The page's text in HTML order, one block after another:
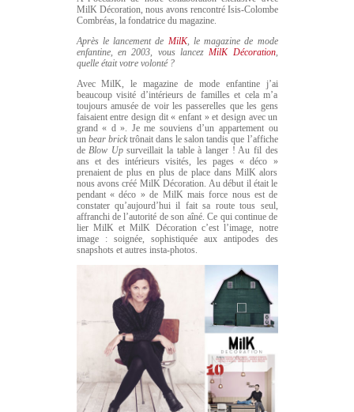
MilK Décoration, nous avons rencontré Isis-Colombe
Combréas, la fondatrice du magazine.
Après le lancement de MilK, le magazine de mode
enfantine, en 2003, vous lancezMilK Décoration,
quelle était votre volonté ?
Avec MilK, le magazine de mode enfantine j’ai
beaucoup visité d’intérieurs de familles et cela m’a
toujours amusée de voir les passerelles que les gens
faisaient entre design dit « enfant » et design avec un
grand « d ». Je me souviens d’un appartement ou
un bear bricktrônait dans le salon tandis que l’affiche
deBlow Upsurveillait la table à langer ! Au fil des
ans et des intérieurs visités, les pages « déco »
prenaient de plus en plus de place dans MilK alors
nous avons créé MilK Décoration. Au début il était le
pendant « déco » de MilK mais force nous est de
constater qu’aujourd’hui il fait sa route tous seul,
affranchi de l’autorité de son aîné. Ce qui continue de
lier MilK et MilK Décoration c’est l’image, notre
image : soignée, sophistiquée aux antipodes des
snapshots et autres insta-photos.